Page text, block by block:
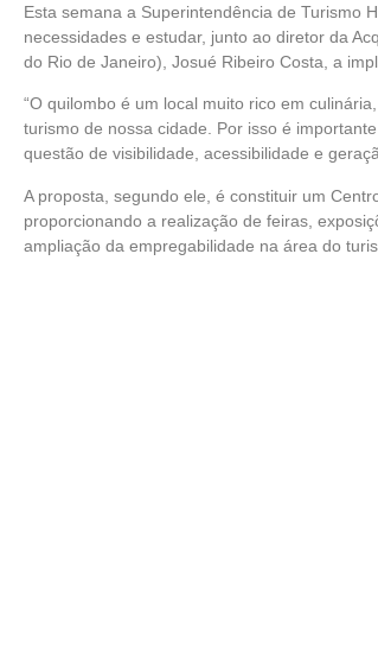
Esta semana a Superintendência de Turismo
necessidades e estudar, junto ao diretor da
do Rio de Janeiro), Josué Ribeiro Costa, a
“O quilombo é um local muito rico em
turismo de nossa cidade. Por isso é
questão de visibilidade, acessibilidade e
A proposta, segundo ele, é constituir um
proporcionando a realização de feiras,
ampliação da empregabilidade na área do